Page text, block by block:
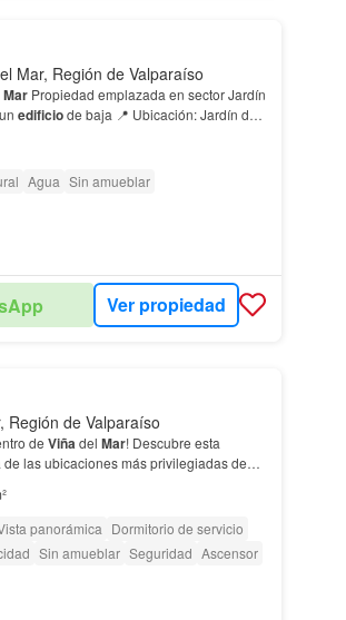
Mar, Región de Valparaíso
MarPropiedad emplazada en sector Jardín
edificiode baja 📍 Ubicación: Jardín del
Agua Sin amueblar
Ver propiedad
Región de Valparaíso
de Viñadel Mar! Descubre esta
las ubicaciones más privilegiadas de
panorámica Dormitorio de servicio
Sin amueblar Seguridad Ascensor